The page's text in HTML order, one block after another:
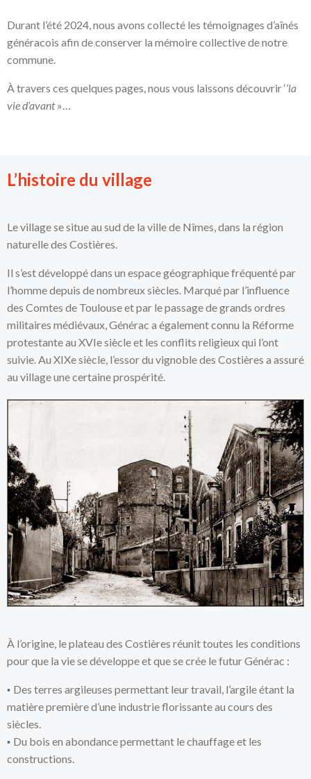
Durant l’été 2024, nous avons collecté les témoignages d’aînés
généracois afin de conserver la mémoire collective de notre
commune.
À travers ces quelques pages, nous vous laissons découvrir ‘‘la
vie d’avant»…
L’histoire du village
Le village se situe au sud de la ville de Nîmes, dans la région
naturelle des Costières.
Il s’est développé dans un espace géographique fréquenté par
l’homme depuis de nombreux siècles. Marqué par l’influence
des Comtes de Toulouse et par le passage de grands ordres
militaires médiévaux, Générac a également connu la Réforme
protestante au XVIe siècle et les conflits religieux qui l’ont
suivie. Au XIXe siècle, l’essor du vignoble des Costières a assuré
au village une certaine prospérité.
À l’origine, le plateau des Costières réunit toutes les conditions
pour que la vie se développe et que se crée le futur Générac :
• Des terres argileuses permettant leur travail, l’argile étant la
matière première d’une industrie florissante au cours des
siècles.
• Du bois en abondance permettant le chauffage et les
constructions.